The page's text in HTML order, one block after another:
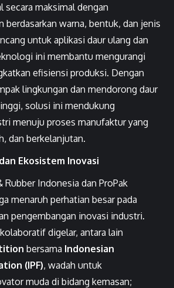
secara maksimal dengan
berdasarkan warna, bentuk, dan jenis
untuk aplikasi daur ulang dan
ini membantu mengurangi
efisiensi produksi. Dengan
lingkungan dan mendorong daur
solusi ini mendukung
menuju proses manufaktur yang
dan berkelanjutan.
Ekosistem Inovasi
Rubber Indonesia dan ProPak
menaruh perhatian besar pada
pengembangan inovasi industri.
digelar, antara lain
bersama Indonesian
(IPF), wadah untuk
muda di bidang kemasan;